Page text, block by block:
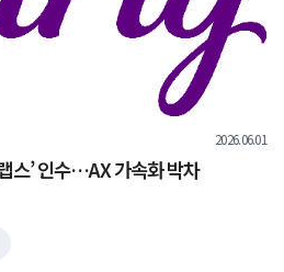
2026.06.01
스’ 인수…AX 가속화 박차